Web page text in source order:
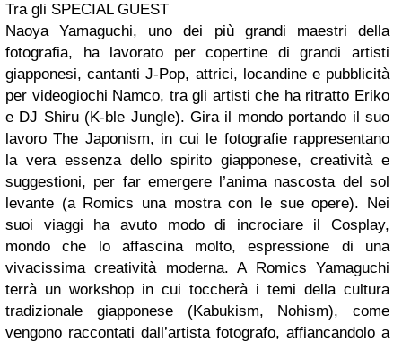
Tra gli SPECIAL GUEST
Naoya Yamaguchi, uno dei più grandi maestri della
fotografia, ha lavorato per copertine di grandi artisti
giapponesi, cantanti J-Pop, attrici, locandine e pubblicità
per videogiochi Namco, tra gli artisti che ha ritratto Eriko
e DJ Shiru (K-ble Jungle). Gira il mondo portando il suo
lavoro The Japonism, in cui le fotografie rappresentano
la vera essenza dello spirito giapponese, creatività e
suggestioni, per far emergere l’anima nascosta del sol
levante (a Romics una mostra con le sue opere). Nei
suoi viaggi ha avuto modo di incrociare il Cosplay,
mondo che lo affascina molto, espressione di una
vivacissima creatività moderna. A Romics Yamaguchi
terrà un workshop in cui toccherà i temi della cultura
tradizionale giapponese (Kabukism, Nohism), come
vengono raccontati dall’artista fotografo, affiancandolo a